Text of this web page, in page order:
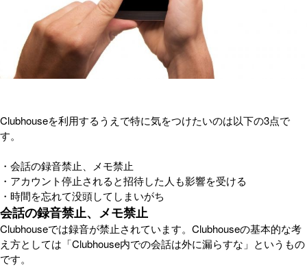
Clubhouseを利用するうえで特に気をつけたいのは以下の3点で
す。
・会話の録音禁止、メモ禁止
・アカウント停止されると招待した人も影響を受ける
・時間を忘れて没頭してしまいがち
会話の録音禁止、メモ禁止
Clubhouseでは録音が禁止されています。Clubhouseの基本的な考
え方としては「Clubhouse内での会話は外に漏らすな」というもの
です。